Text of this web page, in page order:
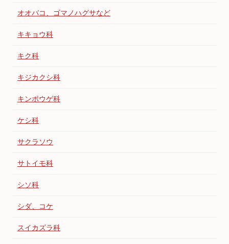
オオバコ、ゴマノハグサなど
キキョウ科
キク科
キジカクシ科
キンポウゲ科
ケシ科
サクラソウ
サトイモ科
シソ科
シダ、コケ
スイカズラ科